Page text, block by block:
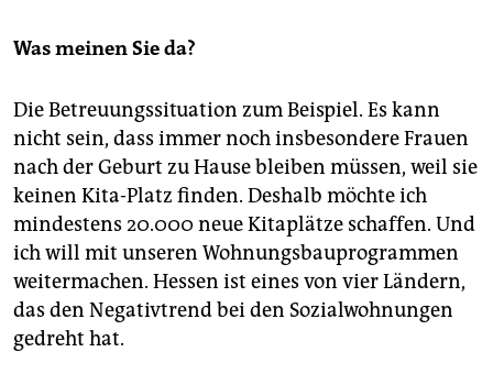
Was meinen Sie da?
Die Betreuungssituation zum Beispiel. Es kann
nicht sein, dass immer noch insbesondere Frauen
nach der Geburt zu Hause bleiben müssen, weil sie
keinen Kita-Platz finden. Deshalb möchte ich
mindestens 20.000 neue Kitaplätze schaffen. Und
ich will mit unseren Wohnungsbauprogrammen
weitermachen. Hessen ist eines von vier Ländern,
das den Negativtrend bei den Sozialwohnungen
gedreht hat.